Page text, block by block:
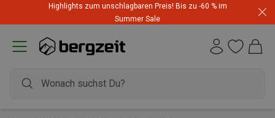
Highlights zum unschlagbaren Preis! Bis zu -60 % im
Summer Sale